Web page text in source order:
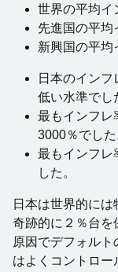
世界の平均イ
先進国の平均
新興国の平均
日本のイン
低い水準でし
最もインフレ
3000％でした
最もインフレ
した。
日本は世界的に
奇跡的に２％台を
原因でデフォル
はよくコントロー